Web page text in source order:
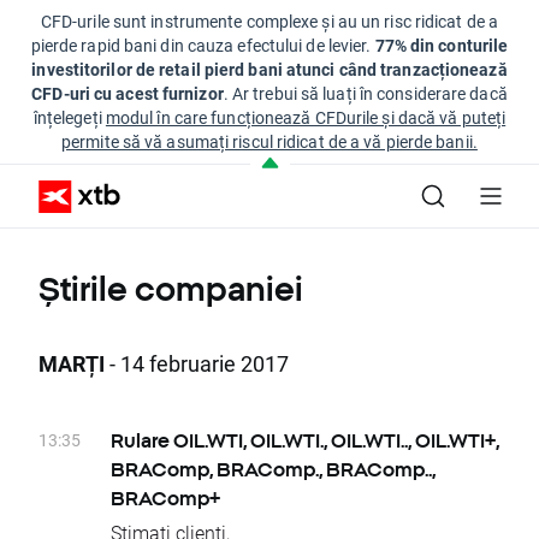
CFD-urile sunt instrumente complexe și au un risc ridicat de a
pierde rapid bani din cauza efectului de levier. 77% din conturile
investitorilor de retail pierd bani atunci când tranzacționează
CFD-uri cu acest furnizor. Ar trebui să luați în considerare dacă
înțelegeți modul în care funcționează CFDurile și dacă vă puteți
permite să vă asumați riscul ridicat de a vă pierde banii.
Știrile companiei
MARȚI - 14 februarie 2017
13:35
Rulare OIL.WTI, OIL.WTI., OIL.WTI.., OIL.WTI+,
BRAComp, BRAComp., BRAComp..,
BRAComp+
Stimați clienți,